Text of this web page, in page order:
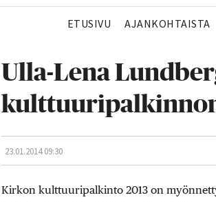
ETUSIVU AJANKOHTAISTA
Ulla-Lena
23.01.2014 09:30
Kirkon kulttuuripalkinto 2013 on